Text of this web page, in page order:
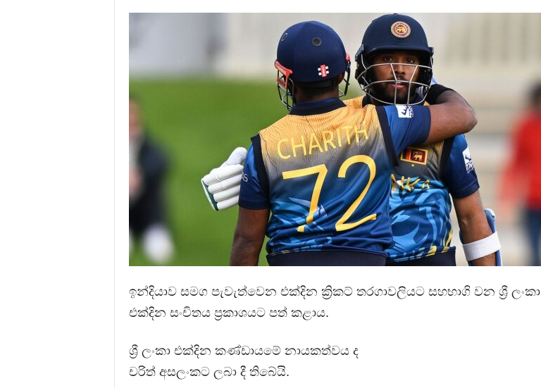
ඉන්දියාව සමග පැවැත්වෙන එක්දින ක්‍රිකට් තරගාවලියට සහභාගි වන ශ්‍රී ලංකා
එක්දින සංචිතය ප්‍රකාශයට පත් කළාය.
ශ්‍රී ලංකා එක්දින කණ්ඩායමේ නායකත්වය ද
චරිත් අසලංකට ලබා දී තිබේයි.